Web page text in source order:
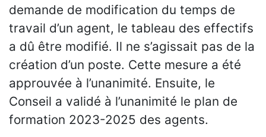
demande de modification du temps de
travail d’un agent, le tableau des effectifs
a dû être modifié. Il ne s’agissait pas de la
création d’un poste. Cette mesure a été
approuvée à l’unanimité. Ensuite, le
Conseil a validé à l’unanimité le plan de
formation 2023-2025 des agents.